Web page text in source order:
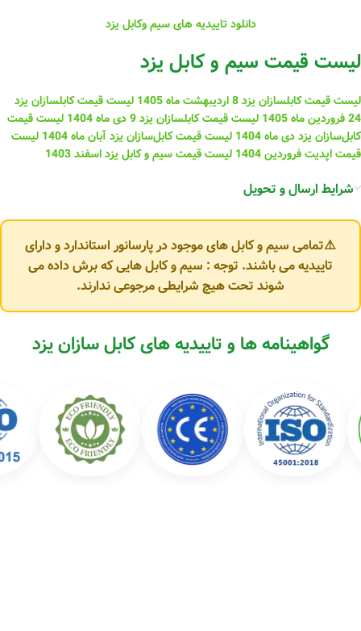
دانلود تاییدیه های سیم وکابل یزد
لیست قیمت سیم و کابل یزد
لیست قیمت کابلسازان یزد 8 اردیبهشت ماه 1405
لیست قیمت کابلسازان یزد
24 فروردین ماه 1405
لیست قیمت کابلسازان یزد 9 دی ماه 1404
لیست قیمت
کابل‌سازان یزد دی ماه 1404
لیست قیمت کابل‌سازان یزد آبان ماه 1404
لیست
قیمت اپدیت فروردین 1404
لیست قیمت سیم و کابل یزد اسفند 1403
شرایط ارسال و تحویل
⚠️تمامی سیم و کابل های موجود در پارسانور استاندارد و دارای
تاییدیه می باشند. توجه : سیم و کابل هایی که برش داده می
شوند تحت هیچ شرایطی مرجوعی ندارند.
گواهینامه ها و تاییدیه های کابل سازان یزد